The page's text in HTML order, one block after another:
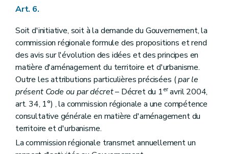
Sous-section 3 Du dossier de parc résidentiel de week-end
Art. 149
Chapitre V Des certificats d'urbanisme et des renseignements à fournir par les pouvoirs publics et les notaires
Art. 150
Art. 150bis
Art. 151
Art. 152
Titre VI Des infractions et des sanctions
Art. 153
Art. 154
Art. 155
Art. 156
Art. 157
Art. 6.
Soit d'initiative, soit à la demande du Gouvernement, la
commission régionale formule des propositions et rend
des avis sur l'évolution des idées et des principes en
matière d'aménagement du territoire et d'urbanisme.
Outre les attributions particulières précisées (par le
présent Code ou par décret– Décret du 1eravril 2004,
art. 34, 1°) , la commission régionale a une compétence
consultative générale en matière d'aménagement du
territoire et d'urbanisme.
La commission régionale transmet annuellement un